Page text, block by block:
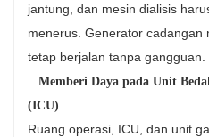
jantung, dan mesin dialisis
menerus. Generator cadangan
tetap berjalan tanpa gangguan.
Memberi Daya pada Unit
(ICU)
Ruang operasi, ICU, dan unit